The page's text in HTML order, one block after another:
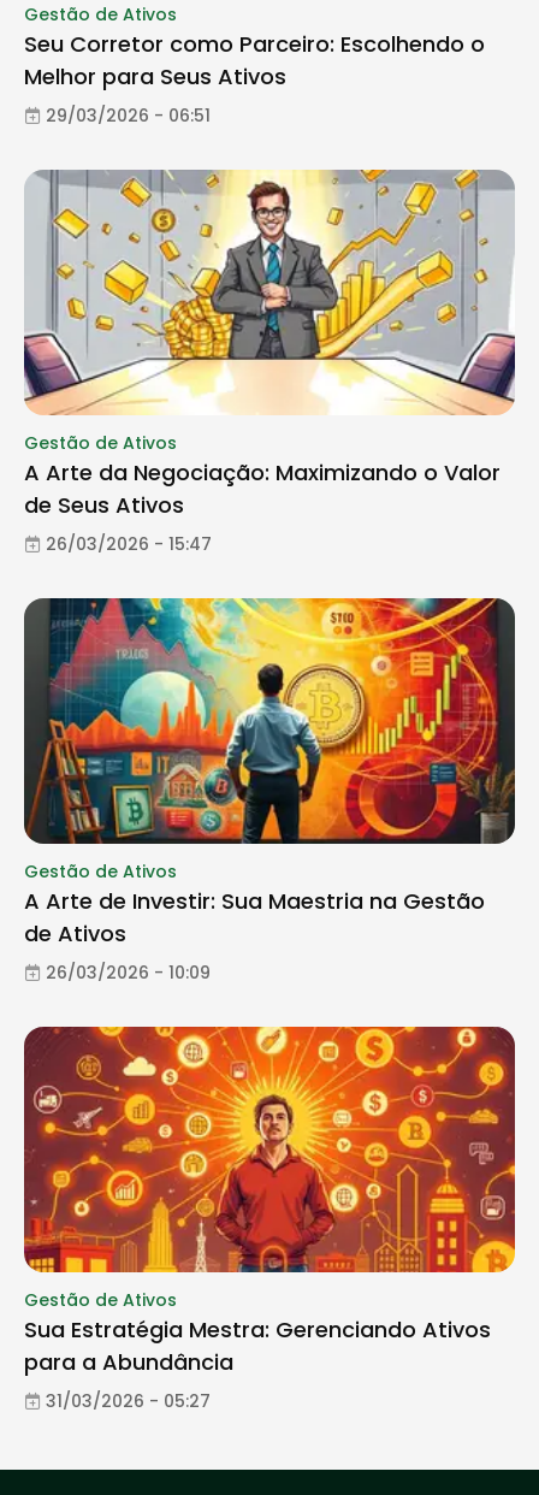
Gestão de Ativos
Seu Corretor como Parceiro: Escolhendo o
Melhor para Seus Ativos
29/03/2026 - 06:51
Gestão de Ativos
A Arte da Negociação: Maximizando o Valor
de Seus Ativos
26/03/2026 - 15:47
Gestão de Ativos
A Arte de Investir: Sua Maestria na Gestão
de Ativos
26/03/2026 - 10:09
Gestão de Ativos
Sua Estratégia Mestra: Gerenciando Ativos
para a Abundância
31/03/2026 - 05:27